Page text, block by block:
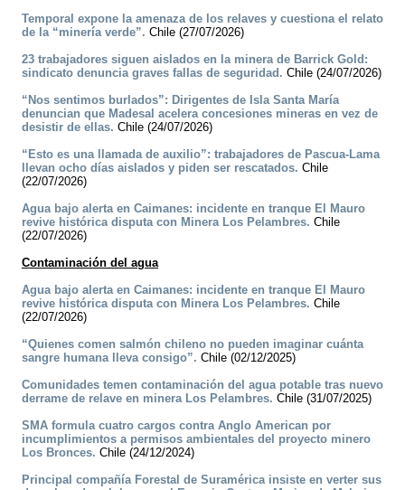
Temporal expone la amenaza de los relaves y cuestiona el relato
de la “minería verde”. Chile (27/07/2026)
23 trabajadores siguen aislados en la minera de Barrick Gold:
sindicato denuncia graves fallas de seguridad. Chile (24/07/2026)
“Nos sentimos burlados”: Dirigentes de Isla Santa María
denuncian que Madesal acelera concesiones mineras en vez de
desistir de ellas. Chile (24/07/2026)
“Esto es una llamada de auxilio”: trabajadores de Pascua-Lama
llevan ocho días aislados y piden ser rescatados. Chile
(22/07/2026)
Agua bajo alerta en Caimanes: incidente en tranque El Mauro
revive histórica disputa con Minera Los Pelambres. Chile
(22/07/2026)
Contaminación del agua
Agua bajo alerta en Caimanes: incidente en tranque El Mauro
revive histórica disputa con Minera Los Pelambres. Chile
(22/07/2026)
“Quienes comen salmón chileno no pueden imaginar cuánta
sangre humana lleva consigo”. Chile (02/12/2025)
Comunidades temen contaminación del agua potable tras nuevo
derrame de relave en minera Los Pelambres. Chile (31/07/2025)
SMA formula cuatro cargos contra Anglo American por
incumplimientos a permisos ambientales del proyecto minero
Los Bronces. Chile (24/12/2024)
Principal compañía Forestal de Suramérica insiste en verter sus